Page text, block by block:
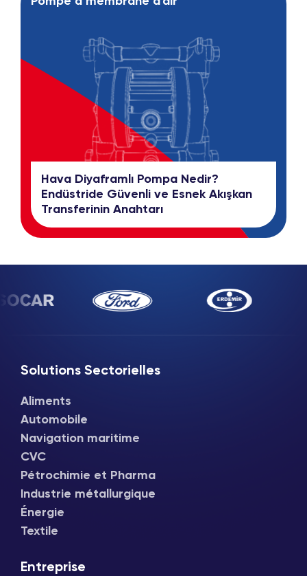
Hava Diyaframlı Pompa Nedir?
Endüstride Güvenli ve Esnek Akışkan
Transferinin Anahtarı
Solutions Sectorielles
Aliments
Automobile
Navigation maritime
CVC
Pétrochimie et Pharma
Industrie métallurgique
Énergie
Textile
Entreprise